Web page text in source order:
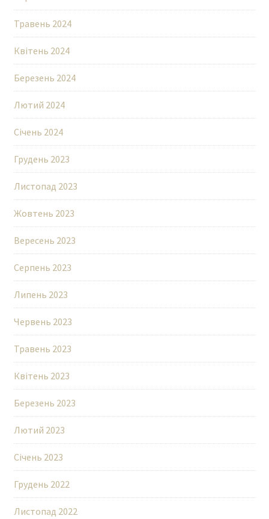
Травень 2024
Квітень 2024
Березень 2024
Лютий 2024
Січень 2024
Грудень 2023
Листопад 2023
Жовтень 2023
Вересень 2023
Серпень 2023
Липень 2023
Червень 2023
Травень 2023
Квітень 2023
Березень 2023
Лютий 2023
Січень 2023
Грудень 2022
Листопад 2022